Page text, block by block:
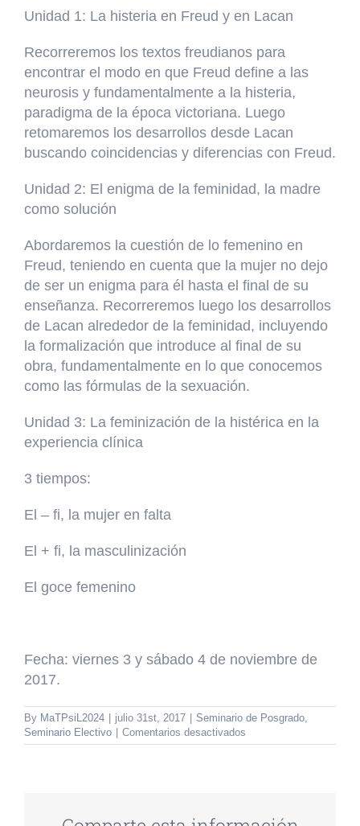
Unidad 1: La histeria en Freud y en Lacan
Recorreremos los textos freudianos para
encontrar el modo en que Freud define a las
neurosis y fundamentalmente a la histeria,
paradigma de la época victoriana. Luego
retomaremos los desarrollos desde Lacan
buscando coincidencias y diferencias con Freud.
Unidad 2: El enigma de la feminidad, la madre
como solución
Abordaremos la cuestión de lo femenino en
Freud, teniendo en cuenta que la mujer no dejo
de ser un enigma para él hasta el final de su
enseñanza. Recorreremos luego los desarrollos
de Lacan alrededor de la feminidad, incluyendo
la formalización que introduce al final de su
obra, fundamentalmente en lo que conocemos
como las fórmulas de la sexuación.
Unidad 3: La feminización de la histérica en la
experiencia clínica
3 tiempos:
El – fi, la mujer en falta
El + fi, la masculinización
El goce femenino
Fecha: viernes 3 y sábado 4 de noviembre de
2017.
By MaTPsiL2024 julio 31st, 2017 Seminario de Posgrado
Seminario Electivo
Comentarios desactivados
Histeria
historia